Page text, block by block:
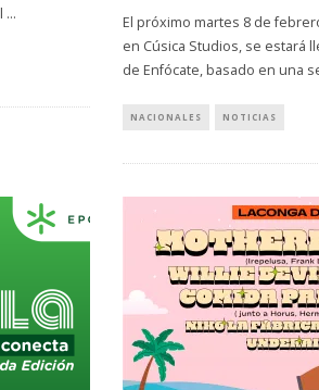
...
El próximo martes 8 de
en Cúsica Studios, se estará
de Enfócate, basado en una
NACIONALES NOTICIAS
‘SWEAT’